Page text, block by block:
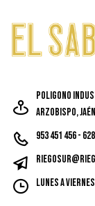
Poligono
Arzobispo, Jaén
953 451 456 -
Lunes a